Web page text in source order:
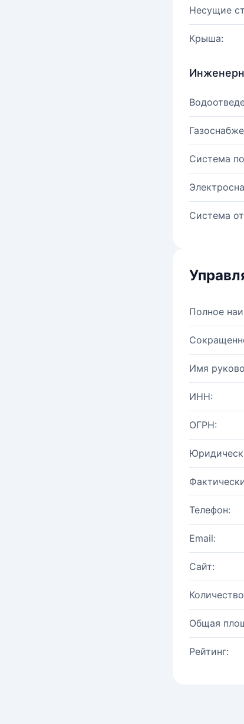
Несущие
Крыша:
Система
Система
Полное
Имя
ИНН:
ОГРН:
Телефон:
Email:
Сайт:
Общая
Рейтинг: